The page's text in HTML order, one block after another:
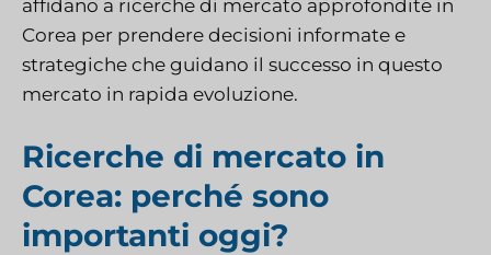
affidano a ricerche di mercato approfondite in
Corea per prendere decisioni informate e
strategiche che guidano il successo in questo
mercato in rapida evoluzione.
Ricerche di mercato in
Corea: perché sono
importanti oggi?